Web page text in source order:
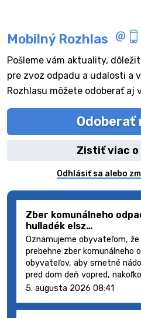
Mobilný Rozhlas
Pošleme vám aktuality,
pre zvoz odpadu a udalosti a
Rozhlasu môžete odoberať aj
Odoberať
Zistiť viac o
Odhlásiť sa alebo
Zber komunálneho
hulladék elsz…
Oznamujeme obyvateľom,
prebehne zber komunálneho
obyvateľov, aby smetné
pred dom deň vopred,
5. augusta 2026 08:41